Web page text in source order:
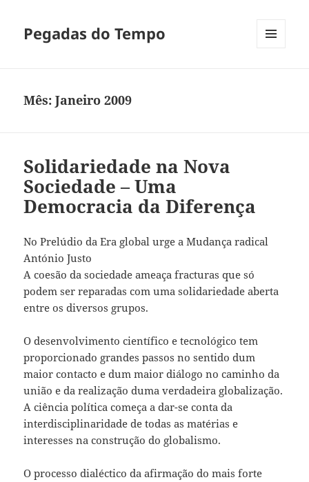
Pegadas do Tempo
Mês:Janeiro 2009
Solidariedade na Nova
Sociedade – Uma
Democracia da Diferença
No Prelúdio da Era global urge a Mudança radical
António Justo
A coesão da sociedade ameaça fracturas que só
podem ser reparadas com uma solidariedade aberta
entre os diversos grupos.
O desenvolvimento científico e tecnológico tem
proporcionado grandes passos no sentido dum
maior contacto e dum maior diálogo no caminho da
união e da realização duma verdadeira globalização.
A ciência política começa a dar-se conta da
interdisciplinaridade de todas as matérias e
interesses na construção do globalismo.
O processo dialéctico da afirmação do mais forte